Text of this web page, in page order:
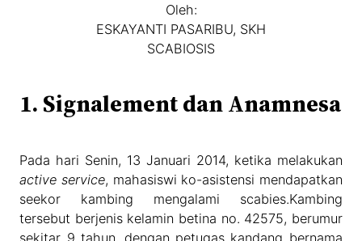
Oleh:
ESKAYANTI PASARIBU, SKH
SCABIOSIS
1. Signalement dan Anamnesa
Pada hari Senin, 13 Januari 2014, ketika melakukan
active service, mahasiswi ko-asistensi mendapatkan
seekor kambing mengalami scabies.Kambing
tersebut berjenis kelamin betina no. 42575, berumur